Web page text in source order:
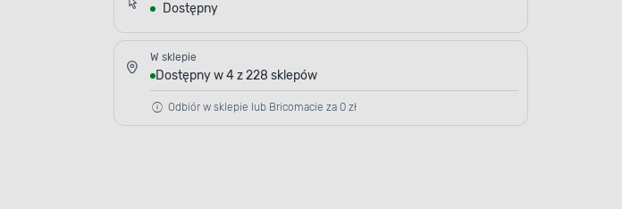
Dostępny
W sklepie
Dostępny w 4 z 228 sklepów
Odbiór w sklepie lub Bricomacie za 0 zł